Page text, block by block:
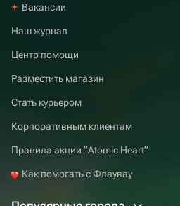
Вакансии
Наш журнал
Центр помощи
Разместить магазин
Стать курьером
Корпоративным клиентам
Правила акции “Atomic Heart”
Как помогать с Флаувау